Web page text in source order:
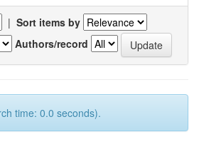
| Sort items by
Authors/record
time: 0.0 seconds).